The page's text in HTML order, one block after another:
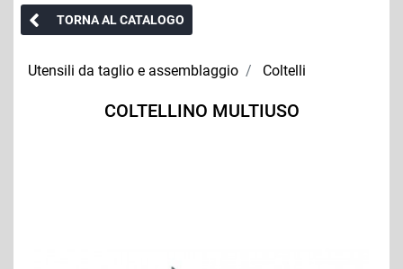
TORNA AL CATALOGO
Utensili da taglio e assemblaggio Coltelli
COLTELLINO MULTIUSO